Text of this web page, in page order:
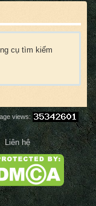
cụ tìm kiếm
views:
Liên hệ